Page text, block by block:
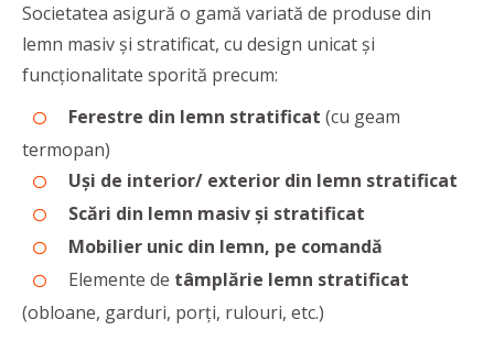
Societatea asigură o gamă variată de produse din
lemn masiv și stratificat, cu design unicat și
funcționalitate sporită precum:
Ferestre din lemn stratificat (cu geam
termopan)
Uși de interior/ exterior din lemn stratificat
Scări din lemn masiv și stratificat
Mobilier unic din lemn, pe comandă
Elemente de tâmplărie lemn stratificat
(obloane, garduri, porți, rulouri, etc.)